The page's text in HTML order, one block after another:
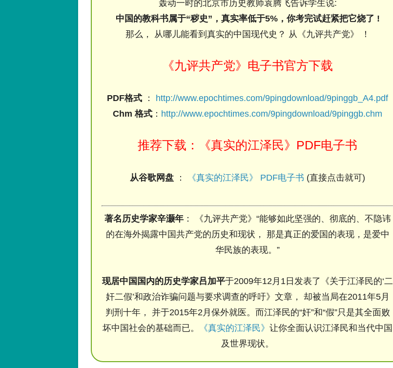
轰动一时的北京市历史教师袁腾飞告诉学生说:
中国的教科书属于“秽史”，真实率低于5%，你考完试赶紧把它烧了 !
那么， 从哪儿能看到真实的中国现代史？ 从《九评共产党》 ！
《九评共产党》电子书官方下载
PDF格式 ： http://www.epochtimes.com/9pingdownload/9pinggb_A4.pdf
Chm 格式 ： http://www.epochtimes.com/9pingdownload/9pinggb.chm
推荐下载：《真实的江泽民》PDF电子书
从谷歌网盘 ： 《真实的江泽民》 PDF电子书 (直接点击就可)
著名历史学家辛灏年： 《九评共产党》“能够如此坚强的、彻底的、不隐讳
的在海外揭露中国共产党的历史和现状， 那是真正的爱国的表现，是爱中
华民族的表现。”
现居中国国内的历史学家吕加平于2009年12月1日发表了《关于江泽民的‘二
奸二假’和政治诈骗问题与要求调查的呼吁》文章， 却被当局在2011年5月
判刑十年， 并于2015年2月保外就医。而江泽民的“奸”和“假”只是其全面败
坏中国社会的基础而已。
《真实的江泽民》 让你全面认识江泽民和当代中国
及世界现状。